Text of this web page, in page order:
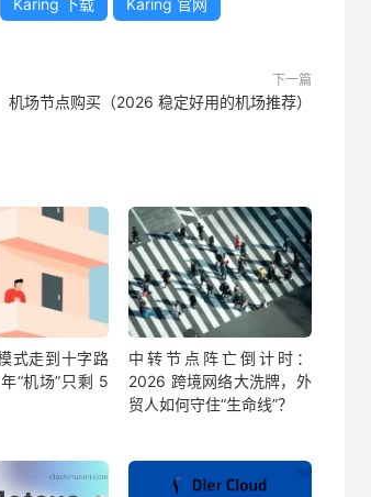
Karing 下载 Karing 官网
下一篇
机场节点购买（2026 稳定好用的机场推荐）
式走到十字路
“机场”只剩 5
中转节点阵亡倒计时：
2026 跨境网络大洗牌，外
贸人如何守住“生命线”？